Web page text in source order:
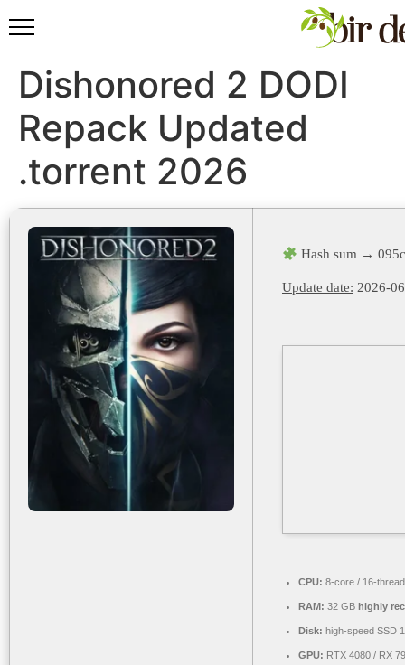
Dishonored 2 DODI
Repack Updated
.torrent 2026
Hash sum →
Update date: 2026-
CPU: 8-core / 16-
RAM: 32 GB highly
Disk: high-speed SSD
GPU: RTX 4080 / RX